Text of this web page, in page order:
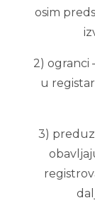
osim
2) ogranci
u
3)